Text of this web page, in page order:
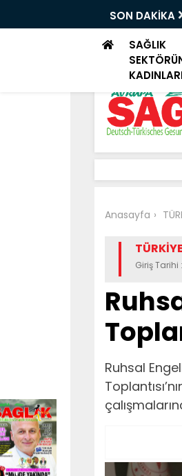
SON DAKİKA
seyahatlerinde aile ziyareti ve
SAĞLIK
Anasayfa
TÜRKİYE
Giriş
Ruhsal